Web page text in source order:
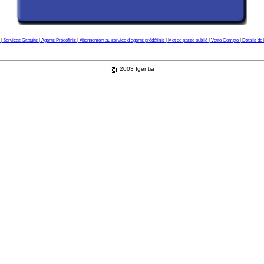
| Services Gratuits | Agents Prédéfinis | Abonnement au service d'agents prédéfinis | Mot de passe oublié | Votre Compte | Détails de
2003 Igentia